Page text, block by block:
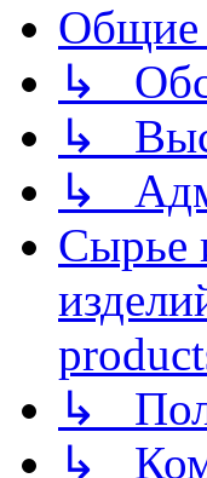
Общие
↳
↳
↳
Сырье
↳
↳